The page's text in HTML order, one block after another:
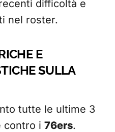
difficoltà e
nel roster.
E
SULLA
tutte le ultime 3
contro i 76ers.